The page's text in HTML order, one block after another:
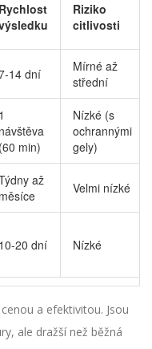
Rychlost
Riziko
citlivosti
14 dní
Mírné až
střední
1
návštěva
(60 min)
Nízké (s
ochrannými
gely)
až
měsíce
Velmi nízké
10-20 dní Nízké
a efektivitou. Jsou
ale dražší než běžná